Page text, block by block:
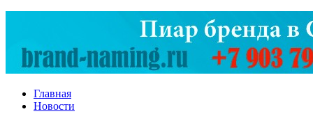
Главная
Новости